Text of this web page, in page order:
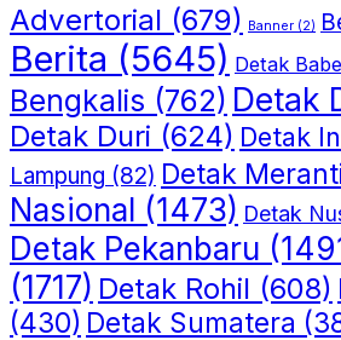
Advertorial (679) Banner (2)
Berita (5645) Detak
Bengkalis (762) Detak
Detak Duri (624) Detak
Lampung (82) Detak
Nasional (1473) Detak
Detak Pekanbaru
(1717) Detak Rohil (608)
(430) Detak Sumatera